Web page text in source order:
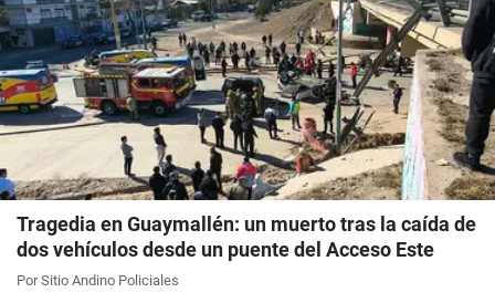
Tragedia en Guaymallén: un muerto tras la caída de
dos vehículos desde un puente del Acceso Este
Por Sitio Andino Policiales